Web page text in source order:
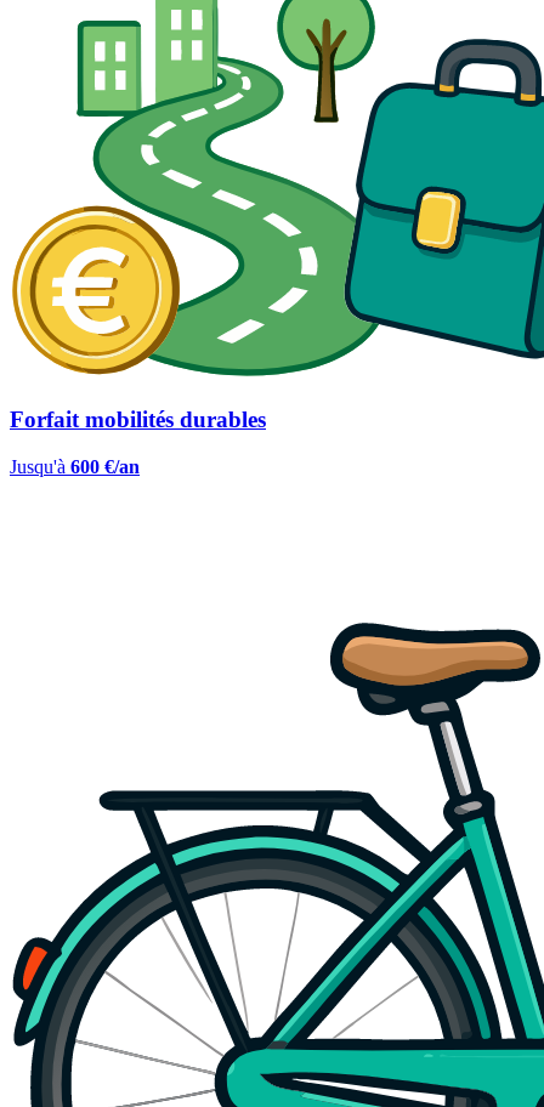
Forfait mobilités durables
Jusqu'à 600 €/an